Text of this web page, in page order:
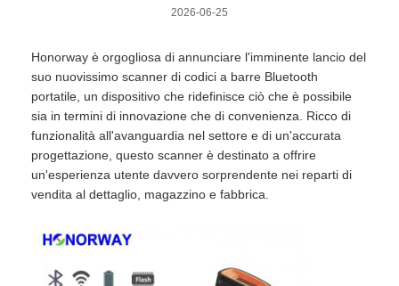
2026-06-25
Honorway è orgogliosa di annunciare l'imminente lancio del
suo nuovissimo scanner di codici a barre Bluetooth
portatile, un dispositivo che ridefinisce ciò che è possibile
sia in termini di innovazione che di convenienza. Ricco di
funzionalità all'avanguardia nel settore e di un'accurata
progettazione, questo scanner è destinato a offrire
un'esperienza utente davvero sorprendente nei reparti di
vendita al dettaglio, magazzino e fabbrica.